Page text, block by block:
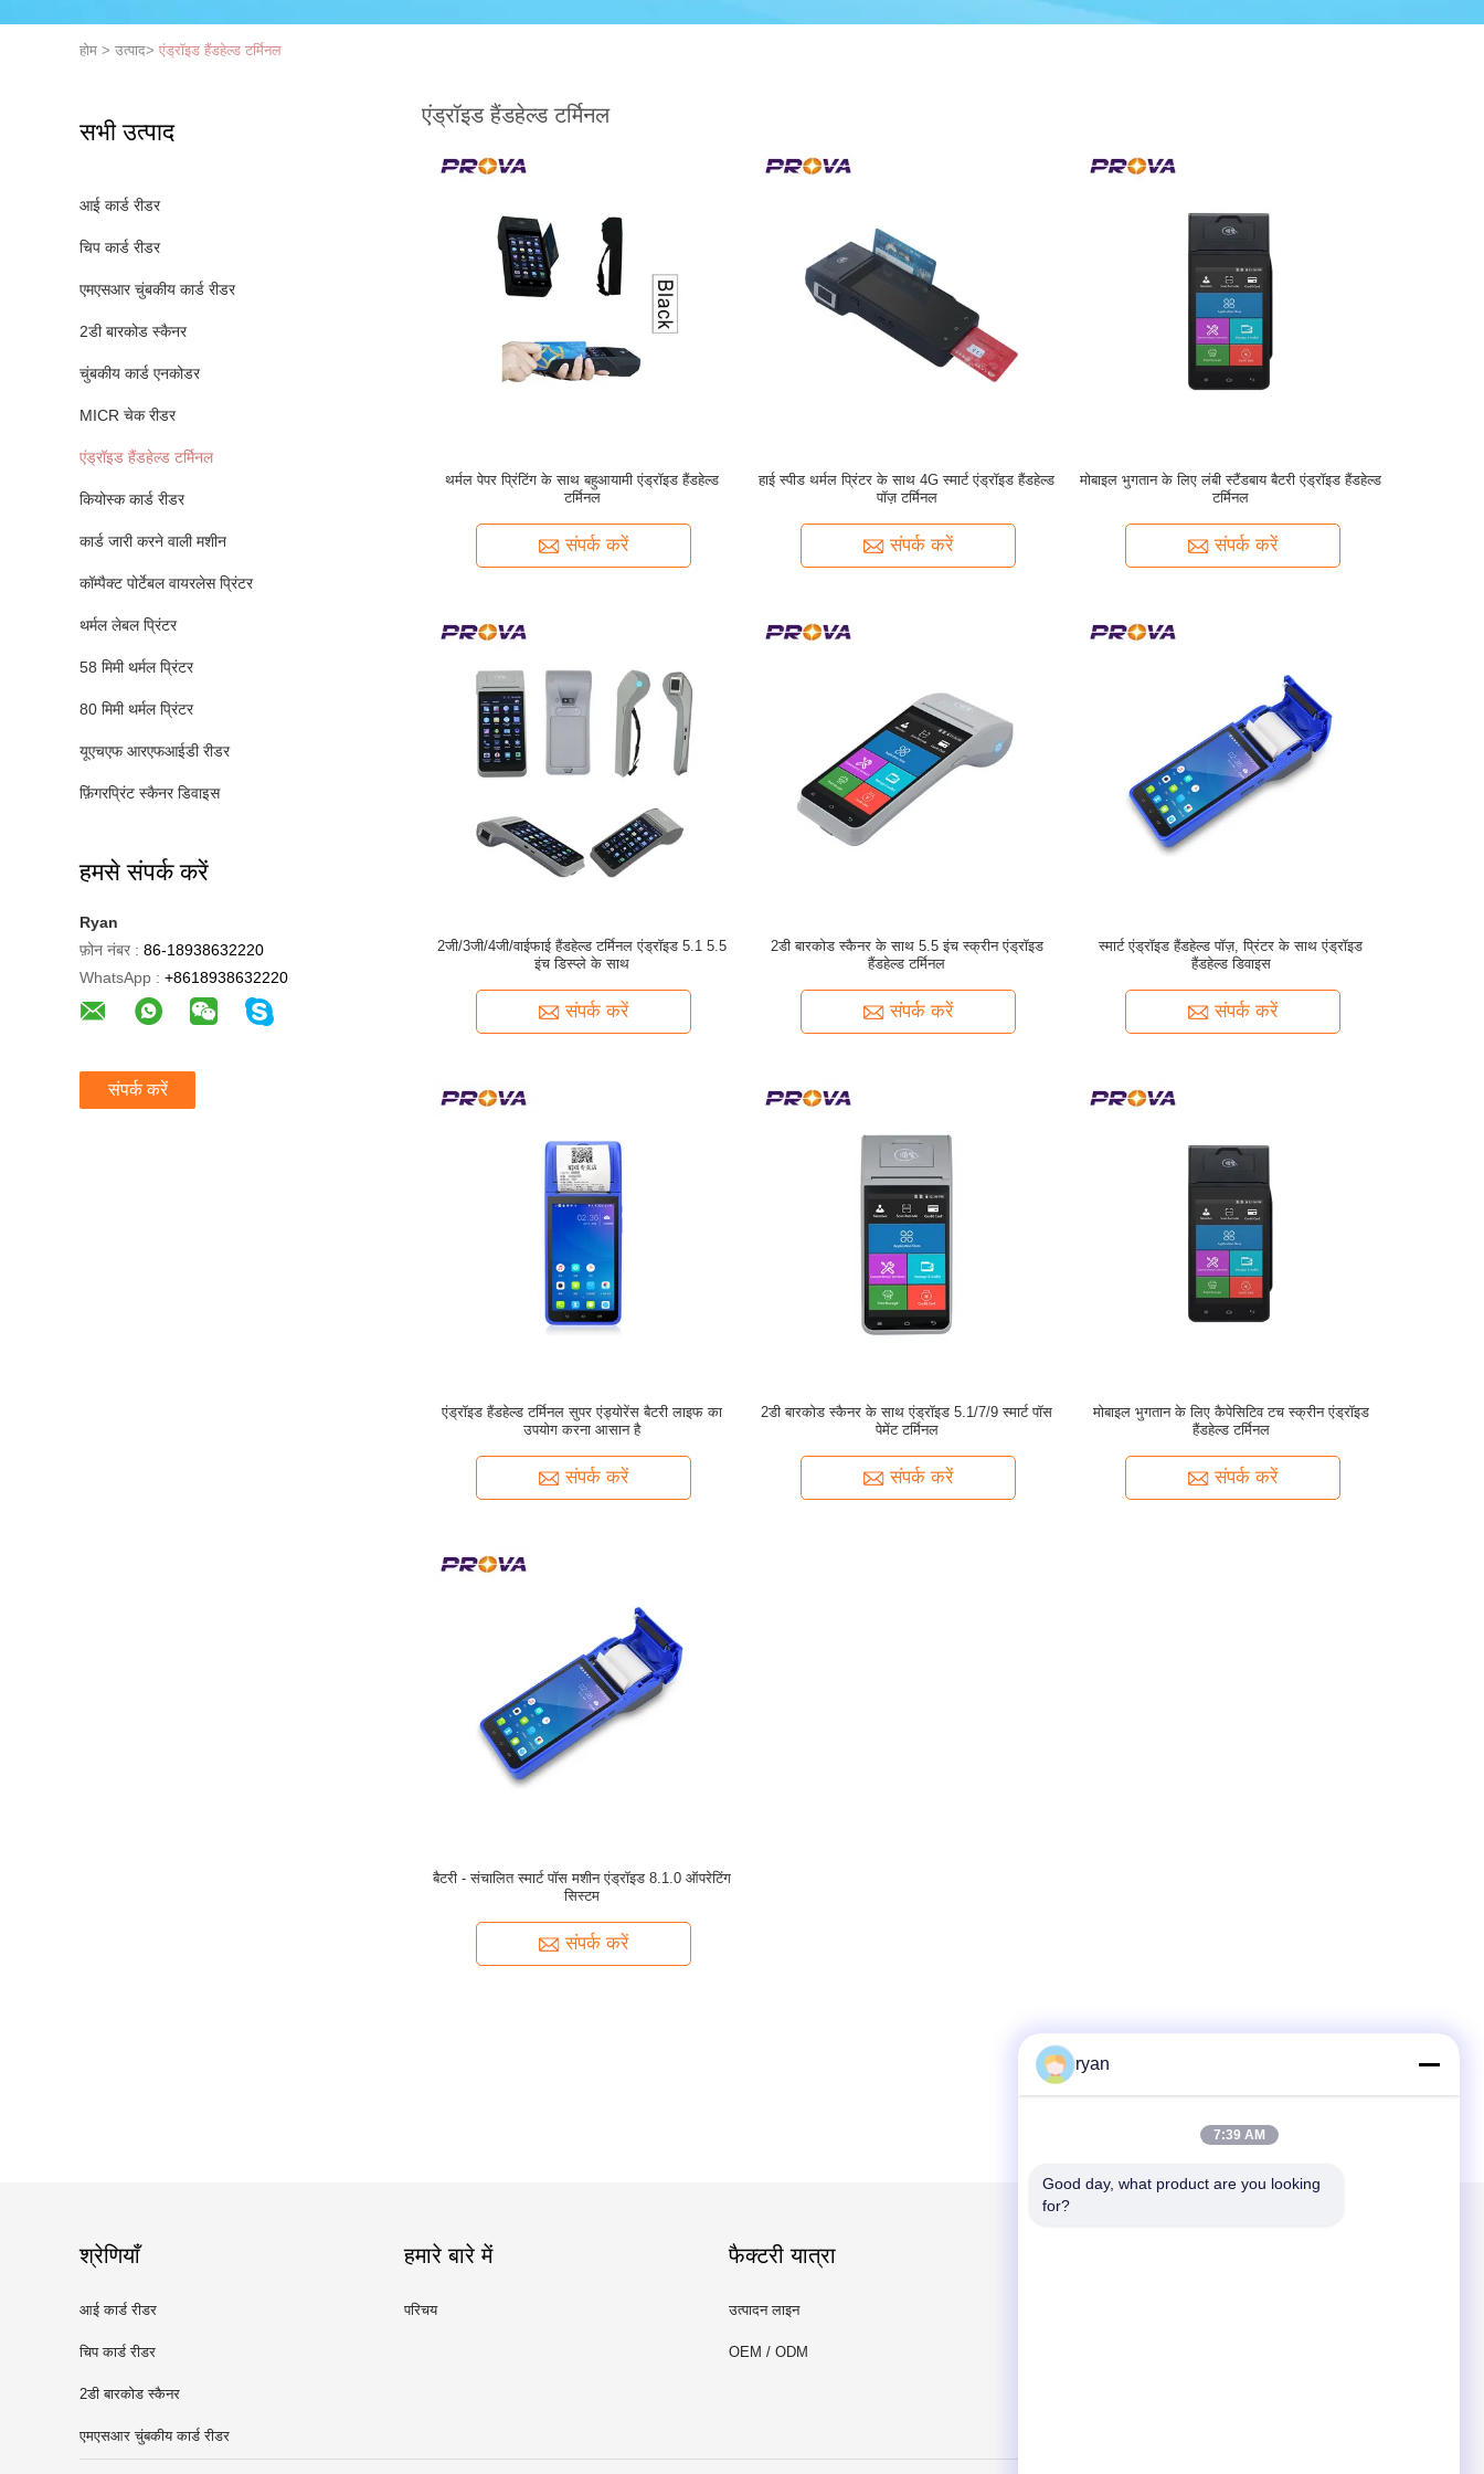
होम > उत्पाद> एंड्रॉइड हैंडहेल्ड टर्मिनल
सभी उत्पाद
आई कार्ड रीडर
चिप कार्ड रीडर
एमएसआर चुंबकीय कार्ड रीडर
2डी बारकोड स्कैनर
चुंबकीय कार्ड एनकोडर
MICR चेक रीडर
एंड्रॉइड हैंडहेल्ड टर्मिनल
कियोस्क कार्ड रीडर
कार्ड जारी करने वाली मशीन
कॉम्पैक्ट पोर्टेबल वायरलेस प्रिंटर
थर्मल लेबल प्रिंटर
58 मिमी थर्मल प्रिंटर
80 मिमी थर्मल प्रिंटर
यूएचएफ आरएफआईडी रीडर
फ़िंगरप्रिंट स्कैनर डिवाइस
हमसे संपर्क करें
Ryan
फ़ोन नंबर : 86-18938632220
WhatsApp : +8618938632220
संपर्क करें
एंड्रॉइड हैंडहेल्ड टर्मिनल
थर्मल पेपर प्रिंटिंग के साथ बहुआयामी एंड्रॉइड हैंडहेल्ड
टर्मिनल
संपर्क करें
हाई स्पीड थर्मल प्रिंटर के साथ 4G स्मार्ट एंड्रॉइड हैंडहेल्ड
पॉज़ टर्मिनल
संपर्क करें
मोबाइल भुगतान के लिए लंबी स्टैंडबाय बैटरी एंड्रॉइड हैंडहेल्ड
टर्मिनल
संपर्क करें
2जी/3जी/4जी/वाईफाई हैंडहेल्ड टर्मिनल एंड्रॉइड 5.1 5.5
इंच डिस्प्ले के साथ
संपर्क करें
2डी बारकोड स्कैनर के साथ 5.5 इंच स्क्रीन एंड्रॉइड
हैंडहेल्ड टर्मिनल
संपर्क करें
स्मार्ट एंड्रॉइड हैंडहेल्ड पॉज़, प्रिंटर के साथ एंड्रॉइड
हैंडहेल्ड डिवाइस
संपर्क करें
एंड्रॉइड हैंडहेल्ड टर्मिनल सुपर एंड्योरेंस बैटरी लाइफ का
उपयोग करना आसान है
संपर्क करें
2डी बारकोड स्कैनर के साथ एंड्रॉइड 5.1/7/9 स्मार्ट पॉस
पेमेंट टर्मिनल
संपर्क करें
मोबाइल भुगतान के लिए कैपेसिटिव टच स्क्रीन एंड्रॉइड
हैंडहेल्ड टर्मिनल
संपर्क करें
बैटरी - संचालित स्मार्ट पॉस मशीन एंड्रॉइड 8.1.0 ऑपरेटिंग
सिस्टम
संपर्क करें
श्रेणियाँ
आई कार्ड रीडर
चिप कार्ड रीडर
2डी बारकोड स्कैनर
एमएसआर चुंबकीय कार्ड रीडर
हमारे बारे में
परिचय
फैक्टरी यात्रा
उत्पादन लाइन
OEM / ODM
ryan
7:39 AM
Good day, what product are you looking
for?